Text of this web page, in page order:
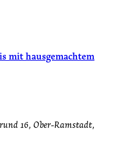
mit hausgemachtem
16, Ober-Ramstadt,